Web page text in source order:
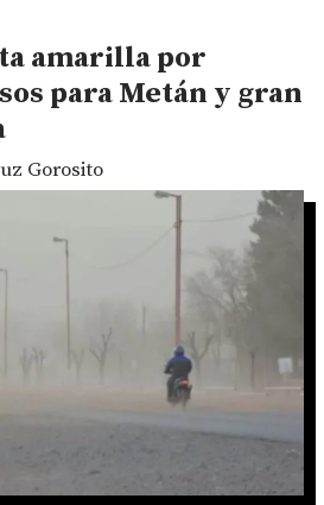
amarilla por
para Metán y gran
Gorosito